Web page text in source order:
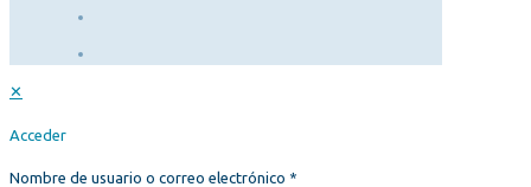
✕
Acceder
Nombre de usuario o correo electrónico *